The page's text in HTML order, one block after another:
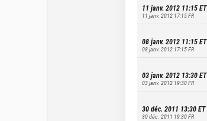
11 janv. 2012 11:15ET
11 janv. 2012 17:15FR
08 janv. 2012 11:15ET
08 janv. 2012 17:15FR
03 janv. 2012 13:30ET
03 janv. 2012 19:30FR
30 déc. 2011 13:30ET
30 déc. 2011 19:30FR